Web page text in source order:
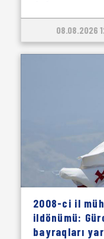
08.08.2026
2008-ci il
ildönümü:
bayraqları